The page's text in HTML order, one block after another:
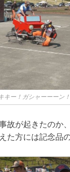
キー！ガシャーーーン
故が起きたのか
た方には記念品